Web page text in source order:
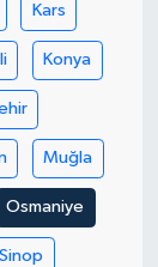
Kars
Konya
Muğla
Osmaniye
Sinop